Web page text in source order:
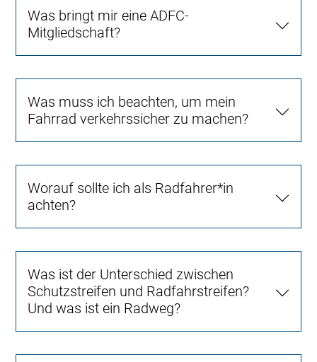
Was bringt mir eine ADFC-
Mitgliedschaft?
Was muss ich beachten, um mein
Fahrrad verkehrssicher zu machen?
Worauf sollte ich als Radfahrer*in
achten?
Was ist der Unterschied zwischen
Schutzstreifen und Radfahrstreifen?
Und was ist ein Radweg?